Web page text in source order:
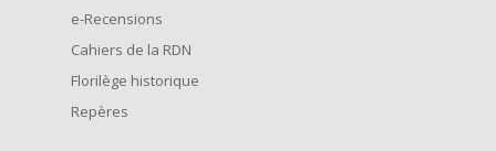
e-Recensions
Cahiers de la RDN
Florilège historique
Repères